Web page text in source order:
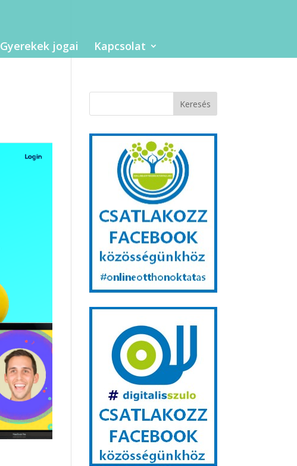
Gyerekek jogai Kapcsolat